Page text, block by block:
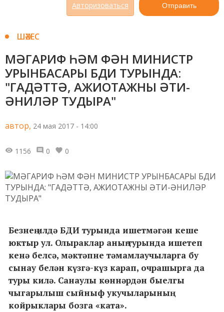
Авторизоваться Отправить
ШӘХЕС
МӘГАРИФ ҺӘМ ФӘН МИНИСТР
УРЫНБАСАРЫ БДИ ТУРЫНДА:
"ГАДӘТТӘ, АЖИОТАЖНЫ ӘТИ-
ӘНИЛӘР ТУДЫРА"
автор, 24 мая 2017 - 14:00
1156 0 0
Безнең илдә БДИ турында ишетмәгән кеше
юктыр ул. Олыраклар аның турында ишетеп
кенә белсә, мәктәпне тәмамлаучыларга бу
сынау белән күзгә-күз карап, очрашырга да
туры килә. Санаулы көннәрдән быелгы
чыгарылыш сыйныф укучыларының
койрыклары бозга «ката».